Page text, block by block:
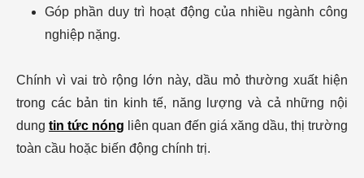
Góp phần duy trì hoạt động của nhiều ngành công
nghiệp nặng.
Chính vì vai trò rộng lớn này, dầu mỏ thường xuất hiện
trong các bản tin kinh tế, năng lượng và cả những nội
dung tin tức nóng liên quan đến giá xăng dầu, thị trường
toàn cầu hoặc biến động chính trị.